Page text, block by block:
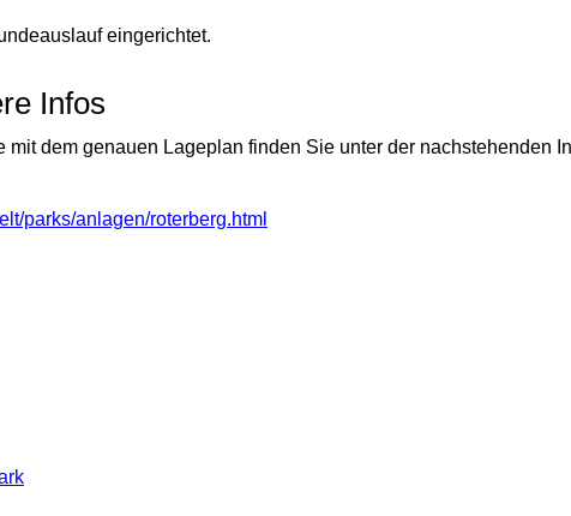
eingerichtet.
Infos
mit dem genauen Lageplan finden Sie unter der nachstehenden
parks/anlagen/roterberg.html